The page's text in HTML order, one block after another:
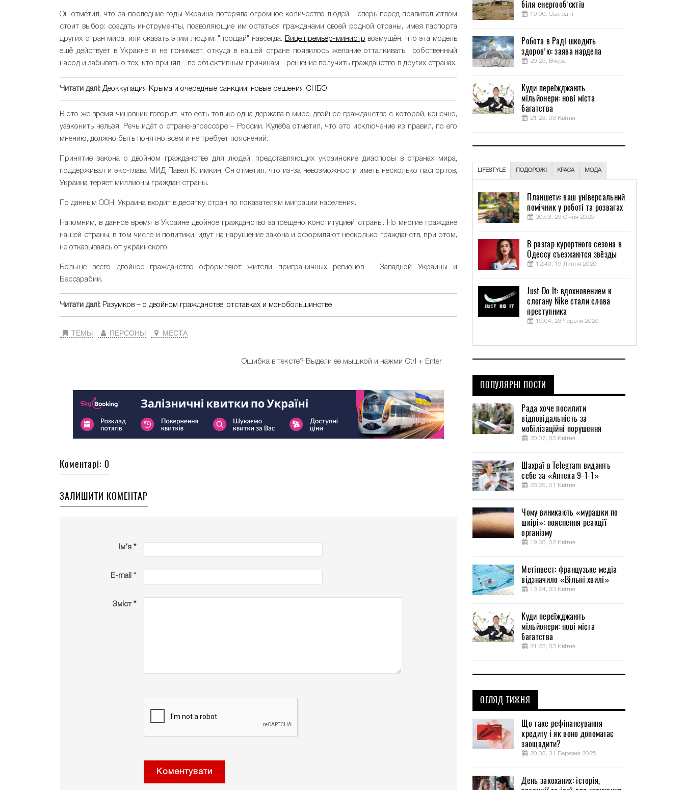
Он отметил, что за последние годы Украина потеряла огромное количество людей. Теперь перед правительством
стоит выбор: создать инструменты, позволяющие им остаться гражданами своей родной страны, имея паспорта
других стран мира, или сказать этим людям: "прощай" навсегда. Вице премьер-министр возмущён, что эта модель
ещё действует в Украине и не понимает, откуда в нашей стране появилось желание отталкивать собственный
народ и забывать о тех, кто принял - по объективным причинам - решение получить гражданство в других странах.
Читати далі: Деоккупация Крыма и очередные санкции: новые решения СНБО
В это же время чиновник говорит, что есть только одна держава в мире, двойное гражданство с которой, конечно,
узаконить нельзя. Речь идёт о стране-агрессоре – России. Кулеба отметил, что это исключение из правил, по его
мнению, должно быть понятно всем и не требует пояснений.
Принятие закона о двойном гражданстве для людей, представляющих украинские диаспоры в странах мира,
поддерживал и экс-глава МИД Павел Климкин. Он отметил, что из-за невозможности иметь несколько паспортов,
Украина теряет миллионы граждан страны.
По данным ООН, Украина входит в десятку стран по показателям миграции населения.
Напомним, в данное время в Украине двойное гражданство запрещено конституцией страны. Но многие граждане
нашей страны, в том числе и политики, идут на нарушение закона и оформляют несколько гражданств, при этом,
не отказываясь от украинского.
Больше всего двойное гражданство оформляют жители приграничных регионов – Западной Украины и
Бессарабии.
Читати далі: Разумков – о двойном гражданстве, отставках и монобольшинстве
ТЕМЫ ПЕРСОНЫ МЕСТА
Ошибка в тексте? Выдели ее мышкой и нажми Ctrl + Enter
Коментарі: 0
ЗАЛИШИТИ КОМЕНТАР
Ім’я *
E-mail *
Зміст *
Коментувати
біля енергооб’єктів
19:00, Сьогодні
Робота в Раді шкодить
здоров’ю: заява нардепа
20:25, Вчора
Куди переїжджають
мільйонери: нові міста
багатства
21:23, 03 Квітня
LIFESTYLE ПОДОРОЖІ КРАСА МОДА
Планшети: ваш універсальний
помічник у роботі та розвагах
00:53, 29 Січня 2025
В разгар курортного сезона в
Одессу съезжаются звёзды
12:40, 19 Липня 2020
Just Do It: вдохновением к
слогану Nike стали слова
преступника
19:04, 23 Червня 2020
ПОПУЛЯРНІ ПОСТИ
Рада хоче посилити
відповідальність за
мобілізаційні порушення
20:07, 03 Квітня
Шахраї в Telegram видають
себе за «Аптека 9-1-1»
23:29, 01 Квітня
Чому виникають «мурашки по
шкірі»: пояснення реакції
організму
19:03, 02 Квітня
Метінвест: французьке медіа
відзначило «Вільні хвилі»
13:24, 03 Квітня
Куди переїжджають
мільйонери: нові міста
багатства
21:23, 03 Квітня
ОГЛЯД ТИЖНЯ
Що таке рефінансування
кредиту і як воно допомагає
заощадити?
20:33, 31 Березня 2025
День закоханих: історія,